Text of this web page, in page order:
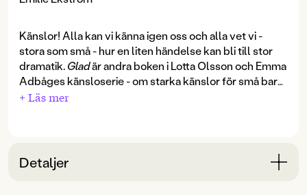
Känslor! Alla kan vi känna igen oss och alla vet vi -
stora som små - hur en liten händelse kan bli till stor
dramatik.Gladär andra boken i Lotta Olsson och Emma
Adbåges känsloserie - om starka känslor för små barn.
Glad
utspelar sig i lekparken och skildrar lyckan i att
gunga, leka och att vara tillsammans.
+ Läs mer
Detaljer